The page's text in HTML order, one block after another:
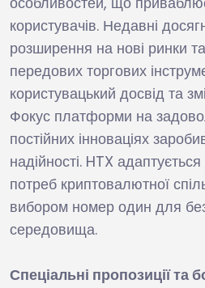
користувачів. Недавні
розширення на нові ринки
передових торгових
користувацький досвід та
Фокус платформи на
постійних інноваціях
надійності. HTX
потреб криптовалютної
вибором номер один для
середовища.
Спеціальні пропозиції та